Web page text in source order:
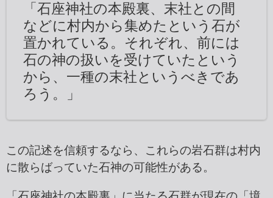
「石座神社の本殿裏、末社との間
などに村内から集めたという石が
置かれている。それぞれ、前には
石の神の扱いを受けていたという
から、一種の末社というべきであ
ろう。」
この記述を信頼するなら、これらの岩石群は村内
に散らばっていた石神の可能性がある。